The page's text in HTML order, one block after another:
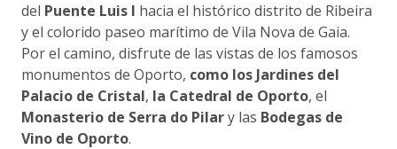
del Puente Luis I hacia el histórico distrito de Ribeira
y el colorido paseo marítimo de Vila Nova de Gaia.
Por el camino, disfrute de las vistas de los famosos
monumentos de Oporto, como los Jardines del
Palacio de Cristal, la Catedral de Oporto, el
Monasterio de Serra do Pilary las Bodegas de
Vino de Oporto.